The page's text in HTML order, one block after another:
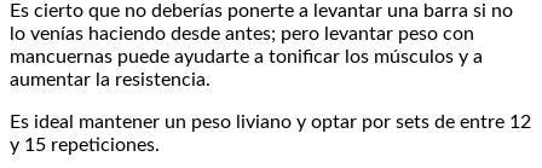
Es cierto que no deberías ponerte a levantar una barra si no
lo venías haciendo desde antes; pero levantar peso con
mancuernas puede ayudarte a tonificar los músculos y a
aumentar la resistencia.
Es ideal mantener un peso liviano y optar por sets de entre 12
y 15 repeticiones.